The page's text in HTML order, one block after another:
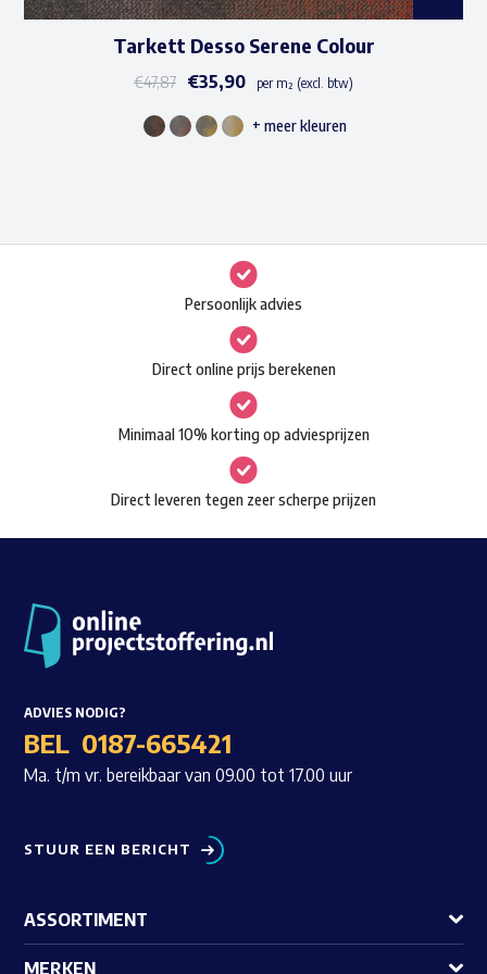
Tarkett Desso Serene Colour
€47,87 €35,90 per m² (excl. btw)
Dit
variaties.
Deze
optie
kan
gekozen
worden
op
de
productpagina
+ meer kleuren
Persoonlijk advies
Direct online prijs berekenen
Minimaal 10% korting op adviesprijzen
Direct leveren tegen zeer scherpe prijzen
ADVIES NODIG?
BEL 0187-665421
Ma. t/m vr. bereikbaar van 09.00 tot 17.00 uur
STUUR EEN BERICHT
ASSORTIMENT
MERKEN